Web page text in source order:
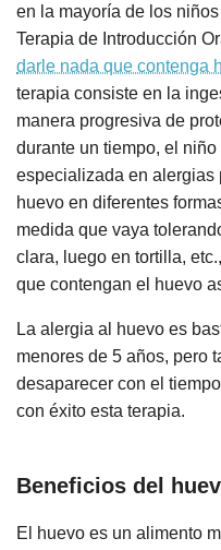
en la mayoría de los
Terapia de Introducción
darle nada que contenga
terapia consiste en la
manera progresiva de
durante un tiempo, el
especializada en alergias
huevo en diferentes
medida que vaya
clara, luego en tortilla,
que contengan el huevo
La alergia al huevo es
menores de 5 años, pero
desaparecer con el
con éxito esta terapia.
Beneficios del
El huevo es un alimento